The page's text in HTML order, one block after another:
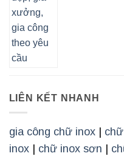
LIÊN KẾT NHANH
gia công chữ inox| chữ
inox| chữ inox sơn